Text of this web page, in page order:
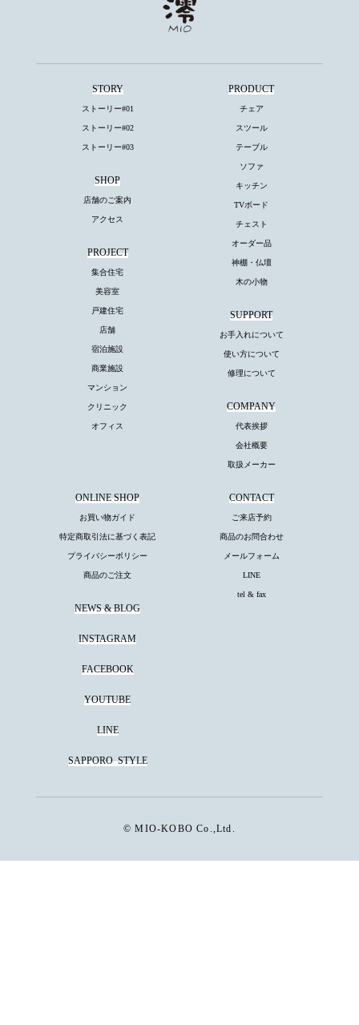
STORY
ストーリー#01
ストーリー#02
ストーリー#03
SHOP
店舗のご案内
アクセス
PRODUCT
チェア
スツール
テーブル
ソファ
キッチン
TVボード
チェスト
オーダー品
神棚・仏壇
木の小物
PROJECT
集合住宅
美容室
戸建住宅
店舗
宿泊施設
商業施設
マンション
クリニック
オフィス
SUPPORT
お手入れについて
使い方について
修理について
COMPANY
代表挨拶
会社概要
取扱メーカー
CONTACT
ご来店予約
商品のお問合わせ
メールフォーム
LINE
tel & fax
ONLINE SHOP
お買い物ガイド
特定商取引法に基づく表記
プライバシーポリシー
商品のご注文
NEWS & BLOG
INSTAGRAM
FACEBOOK
YOUTUBE
LINE
SAPPORO STYLE
© MIO-KOBO Co.,Ltd.